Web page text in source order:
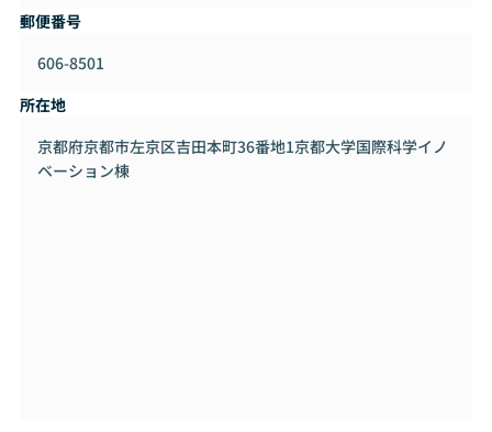
郵便番号
606-8501
所在地
京都府京都市左京区吉田本町36番地1京都大学国際科学イノ
ベーション棟